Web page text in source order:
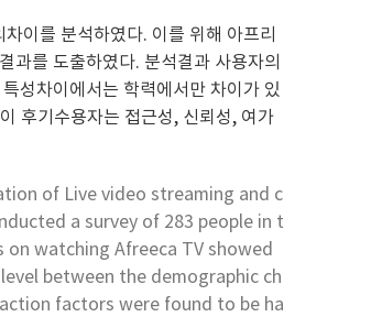
이를 분석하였다. 이를 위해 아프리
를 도출하였다. 분석결과 사용자의
성차이에서는 학력에서만 차이가 있
후기수용자는 접근성, 신뢰성, 여가
of Live video streaming and c
a survey of 283 people in t
on watching Afreeca TV showed
between the demographic ch
factors were found to be ha